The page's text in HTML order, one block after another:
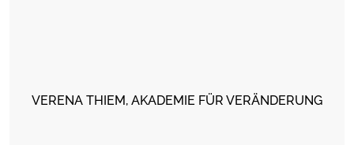
VERENA THIEM, AKADEMIE FÜR VERÄNDERUNG